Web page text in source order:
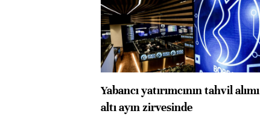
Yabancı yatırımcının tahvil alımı
altı ayın zirvesinde